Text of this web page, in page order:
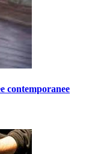
contemporanee